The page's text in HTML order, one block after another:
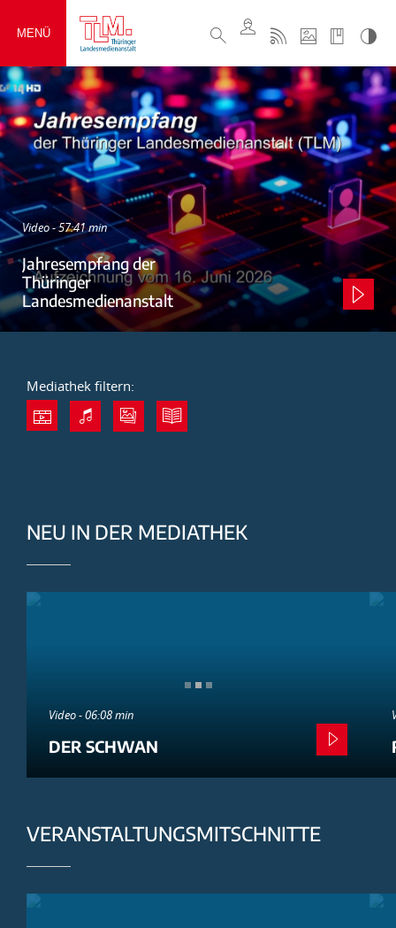
MENÜ
Video - 57:41 min
Jahresempfang der
Thüringer
Landesmedienanstalt
Mediathek filtern:
NEU IN DER MEDIATHEK
Video - 06:08 min
DER SCHWAN
VERANSTALTUNGSMITSCHNITTE